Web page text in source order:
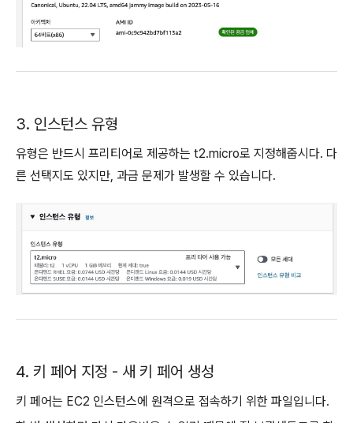
3. 인스턴스 유형
유형은 반드시 프리티어로 제공하는 t2.micro로 지정해줍시다. 다
른 선택지도 있지만, 과금 문제가 발생할 수 있습니다.
4. 키 페어 지정 - 새 키 페어 생성
키 페어는 EC2 인스턴스에 원격으로 접속하기 위한 파일입니다.